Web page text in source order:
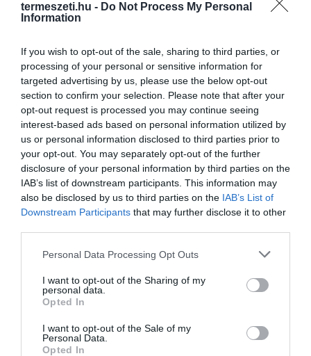
termeszeti.hu - Do Not Process My Personal
Information
If you wish to opt-out of the sale, sharing to third parties, or
processing of your personal or sensitive information for
targeted advertising by us, please use the below opt-out
section to confirm your selection. Please note that after your
opt-out request is processed you may continue seeing
interest-based ads based on personal information utilized by
us or personal information disclosed to third parties prior to
your opt-out. You may separately opt-out of the further
disclosure of your personal information by third parties on the
IAB’s list of downstream participants. This information may
also be disclosed by us to third parties on the IAB’s List of
Downstream Participants that may further disclose it to other
Please note that this website/app uses one or more Google
not limited to your visit or usage behaviour. You may click to
grant or deny consent to Google and its third-party tags to
use your data for below specified purposes in below Google
consent section.
Personal Data Processing Opt Outs
I want to opt-out of the Sharing of my
personal data.
Opted In
I want to opt-out of the Sale of my
Personal Data.
Opted In
HASONLÓ ÉRDEKESSÉGEK
SZŐLŐ ÉS KOMLÓ
2026-08-04
FEDŐ, ÉS MI TÖRTÉNIK